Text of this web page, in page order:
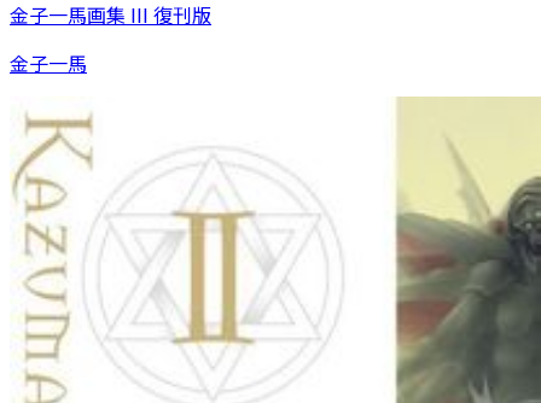
金子一馬画集 III 復刊版
金子一馬